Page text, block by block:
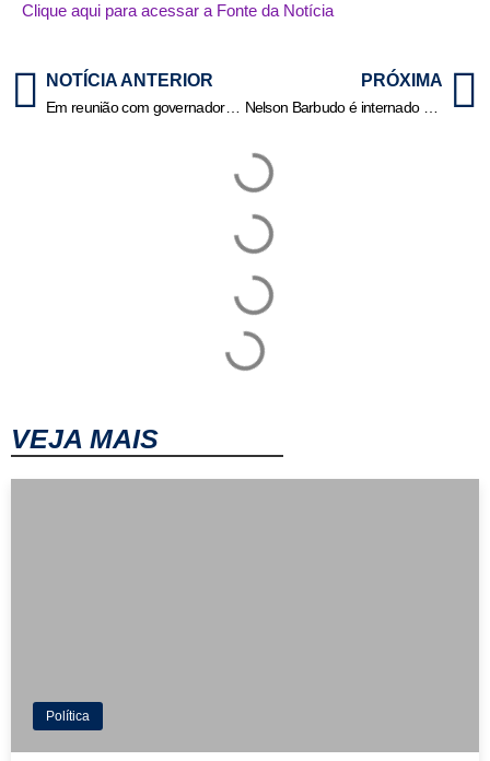
Clique aqui para acessar a Fonte da Notícia
NOTÍCIA ANTERIOR
Em reunião com governadores, Mauro Mendes cobra posicionamento de Lula após “tarifaço” de Trump
PRÓXIMA
VEJA MAIS
Política